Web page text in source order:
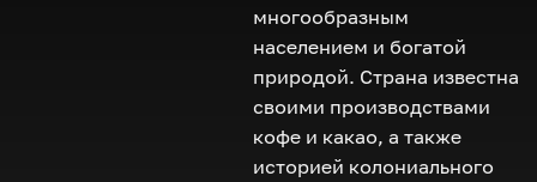
многообразным
населением и богатой
природой. Страна известна
своими производствами
кофе и какао, а также
историей колониального